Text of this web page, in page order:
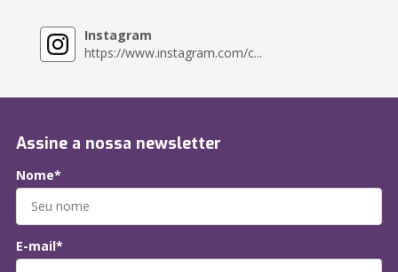
Instagram
https://www.instagram.com/c...
Assine a nossa newsletter
Nome*
E-mail*